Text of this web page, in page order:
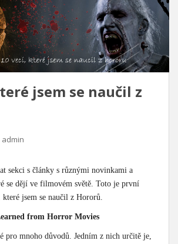
jsem se naučil z
admin
sekci s články s různými novinkami a
se dějí ve filmovém světě. Toto je první
jsem se naučil z Hororů.
from Horror Movies
pro mnoho důvodů. Jedním z nich určitě je,